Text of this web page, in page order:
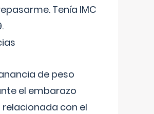
Tenía IMC
de peso
el embarazo
con el